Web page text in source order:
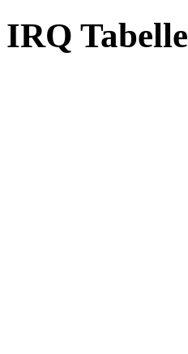
IRQ Tabelle